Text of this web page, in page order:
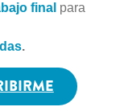
final para
.